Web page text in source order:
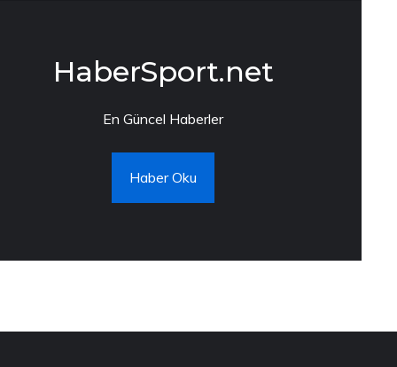
HaberSport.net
En Güncel Haberler
Haber Oku